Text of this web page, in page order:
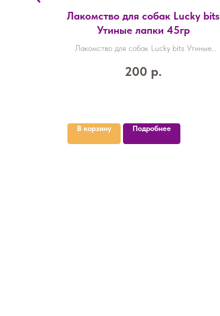
Лакомство для собак Lucky bits
Утиные лапки 45гр
Лакомство для собак Lucky bits Утиные
200 р.
В корзину Подробнее